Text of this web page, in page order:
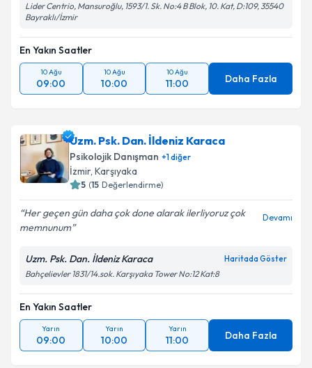
Lider Centrio, Mansuroğlu, 1593/1. Sk. No:4 B Blok, 10. Kat, D:109, 35540
Bayraklı/İzmir
En Yakın Saatler
10 Ağu
09:00
10 Ağu
10:00
10 Ağu
11:00 Daha Fazla
Uzm. Psk. Dan. İldeniz Karaca
Psikolojik Danışman +1diğer
İzmir, Karşıyaka
5 (15 Değerlendirme)
Her geçen gün daha çok done alarak ilerliyoruz çok
memnunum
Devamı
Uzm. Psk. Dan. İldeniz Karaca Haritada Göster
Bahçelievler 1831/14.sok. Karşıyaka Tower No:12 Kat:8
En Yakın Saatler
Yarın
09:00
Yarın
10:00
Yarın
11:00 Daha Fazla